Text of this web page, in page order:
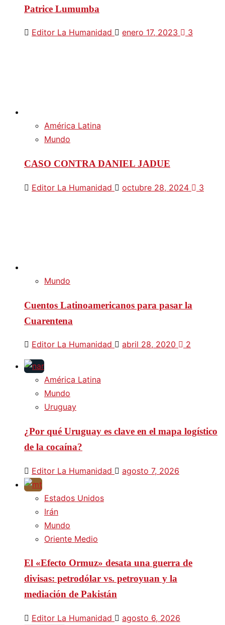
Patrice Lumumba
Editor La Humanidad enero 17, 2023 3
América Latina
Mundo
CASO CONTRA DANIEL JADUE
Editor La Humanidad octubre 28, 2024 3
Mundo
Cuentos Latinoamericanos para pasar la
Cuarentena
Editor La Humanidad abril 28, 2020 2
América Latina
Mundo
Uruguay
¿Por qué Uruguay es clave en el mapa logístico
de la cocaína?
Editor La Humanidad agosto 7, 2026
Estados Unidos
Irán
Mundo
Oriente Medio
El «Efecto Ormuz» desata una guerra de
divisas: petrodólar vs. petroyuan y la
mediación de Pakistán
Editor La Humanidad agosto 6, 2026